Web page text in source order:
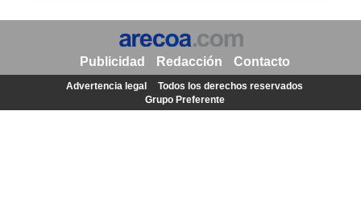
Publicidad Redacción Contacto
Advertencia legal
Todos los derechos reservados
Grupo Preferente